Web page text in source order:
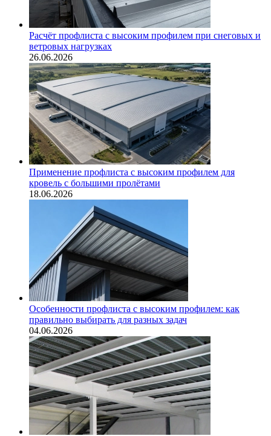
Расчёт профлиста с высоким профилем при снеговых и
ветровых нагрузках
26.06.2026
Применение профлиста с высоким профилем для
кровель с большими пролётами
18.06.2026
Особенности профлиста с высоким профилем: как
правильно выбирать для разных задач
04.06.2026